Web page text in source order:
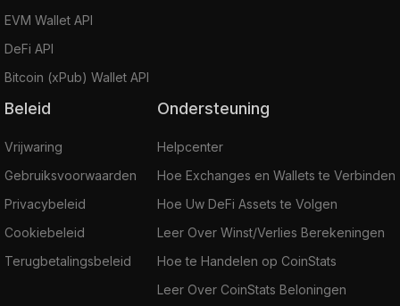
EVM Wallet API
DeFi API
Bitcoin (xPub) Wallet API
Beleid
Vrijwaring
Gebruiksvoorwaarden
Privacybeleid
Cookiebeleid
Terugbetalingsbeleid
Ondersteuning
Helpcenter
Hoe Exchanges en Wallets te Verbinden
Hoe Uw DeFi Assets te Volgen
Leer Over Winst/Verlies Berekeningen
Hoe te Handelen op CoinStats
Leer Over CoinStats Beloningen